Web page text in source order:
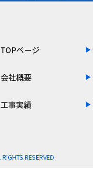
TOPページ
会社概要
工事実績
RESERVED.